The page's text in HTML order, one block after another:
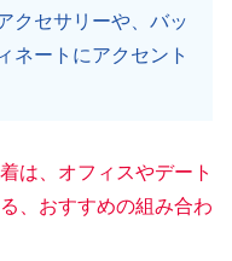
クセサリーや、バッ
ネートにアクセント
は、オフィスやデート
、おすすめの組み合わ